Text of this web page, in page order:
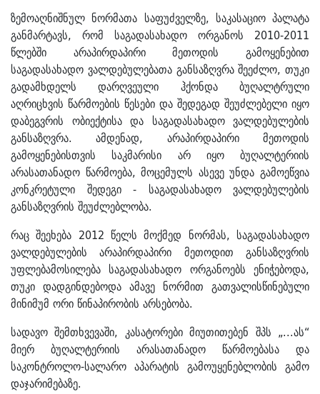
ზემოაღნიშნულ ნორმათა საფუძველზე, საკასაციო პალატა
განმარტავს, რომ საგადასახადო ორგანოს 2010-2011
წლებში არაპირდაპირი მეთოდის გამოყენებით
საგადასახადო ვალდებულებათა განსაზღვრა შეეძლო, თუკი
გადამხდელს დარღვეული ჰქონდა ბუღალტრული
აღრიცხვის წარმოების წესები და შედეგად შეუძლებელი იყო
დაბეგვრის ობიექტისა და საგადასახადო ვალდებულების
განსაზღვრა. ამდენად, არაპირდაპირი მეთოდის
გამოყენებისთვის საკმარისი არ იყო ბუღალტერიის
არასათანადო წარმოება, მოცემულს ასევე უნდა გამოეწვია
კონკრეტული შედეგი - საგადასახადო ვალდებულების
განსაზღვრის შეუძლებლობა.
რაც შეეხება 2012 წელს მოქმედ ნორმას, საგადასახადო
ვალდებულების არაპირდაპირი მეთოდით განსაზღვრის
უფლებამოსილება საგადასახადო ორგანოებს ენიჭებოდა,
თუკი დადგინდებოდა ამავე ნორმით გათვალისწინებული
მინიმუმ ორი წინაპირობის არსებობა.
სადავო შემთხვევაში, კასატორები მიუთითებენ შპს „...ას“
მიერ ბუღალტერიის არასათანადო წარმოებასა და
საკონტროლო-სალარო აპარატის გამოუყენებლობის გამო
დაჯარიმებაზე.